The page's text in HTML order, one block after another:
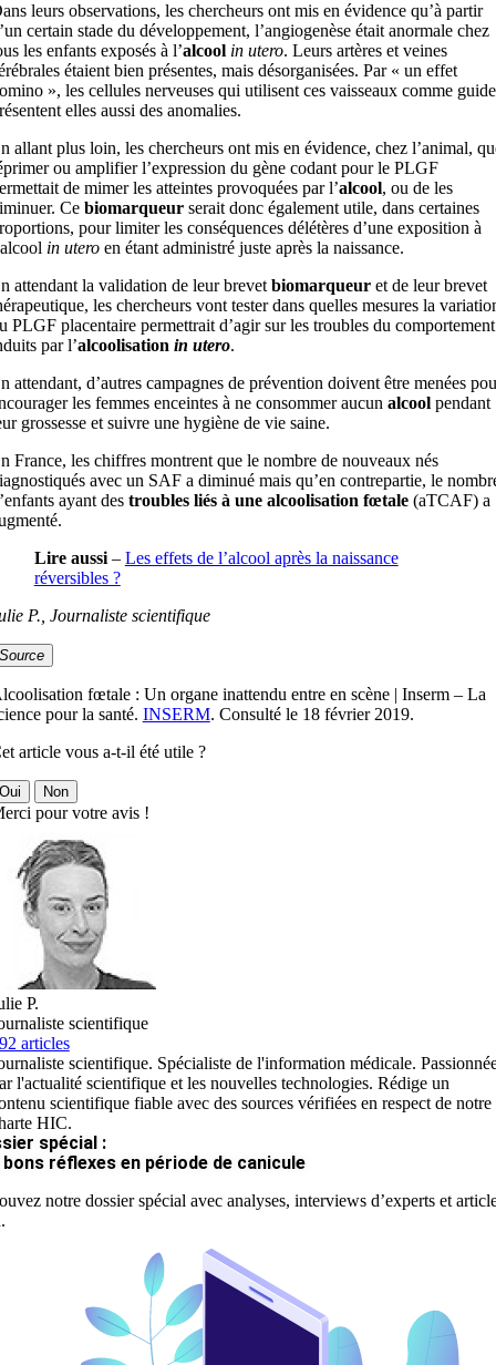
leurs observations, les chercheurs ont mis en évidence qu’à partir
certain stade du développement, l’angiogenèse était anormale chez
les enfants exposés à l’alcool in utero. Leurs artères et veines
étaient bien présentes, mais désorganisées. Par « un effet
», les cellules nerveuses qui utilisent ces vaisseaux comme guide
elles aussi des anomalies.
allant plus loin, les chercheurs ont mis en évidence, chez l’animal,
ou amplifier l’expression du gène codant pour le PLGF
de mimer les atteintes provoquées par l’alcool, ou de les
Ce biomarqueurserait donc également utile, dans certaines
pour limiter les conséquences délétères d’une exposition à
in uteroen étant administré juste après la naissance.
attendant la validation de leur brevetbiomarqueuret de leur brevet
les chercheurs vont tester dans quelles mesures la
PLGF placentaire permettrait d’agir sur les troubles du comportement
par l’alcoolisation in utero.
attendant, d’autres campagnes de prévention doivent être menées
les femmes enceintes à ne consommer aucun alcoolpendant
grossesse et suivre une hygiène de vie saine.
France, les chiffres montrent que le nombre de nouveaux nés
avec un SAF a diminué mais qu’en contrepartie, le
ayant des troubles liés à une alcoolisation fœtale(aTCAF) a
Lire aussi– Les effets de l’alcool après la naissance
réversibles ?
P., Journaliste scientifique
fœtale : Un organe inattendu entre en scène | Inserm – La
pour la santé. INSERM. Consulté le 18 février 2019.
article vous a-t-il été utile ?
Non
pour votre avis !
P.
scientifique
articles
scientifique. Spécialiste de l'information médicale.
l'actualité scientifique et les nouvelles technologies. Rédige un
scientifique fiable avec des sources vérifiées en respect de notre
HIC.
spécial :
bons réflexes en période de canicule
notre dossier spécial avec analyses, interviews d’experts et